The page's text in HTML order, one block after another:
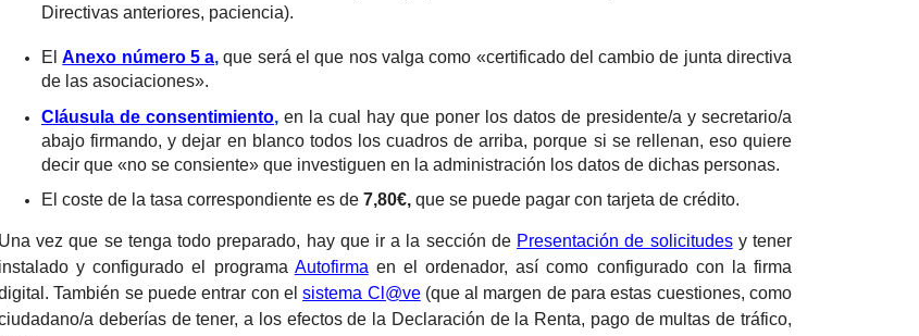
Directivas anteriores, paciencia).
ElAnexo número 5 a, que será el que nos valga como «certificado del cambio de junta directiva
de las asociaciones».
Cláusula de consentimiento, en la cual hay que poner los datos de presidente/a y secretario/a
abajo firmando, y dejar en blanco todos los cuadros de arriba, porque si se rellenan, eso quiere
decir que «no se consiente» que investiguen en la administración los datos de dichas personas.
El coste de la tasa correspondiente es de 7,80€, que se puede pagar con tarjeta de crédito.
Una vez que se tenga todo preparado, hay que ir a la sección de Presentación de solicitudesy tener
instalado y configurado el programa Autofirma en el ordenador, así como configurado con la firma
También se puede entrar con elsistema Cl@ve(que al margen de para estas cuestiones, como
a deberías de tener, a los efectos de la Declaración de la Renta, pago de multas de tráfico,